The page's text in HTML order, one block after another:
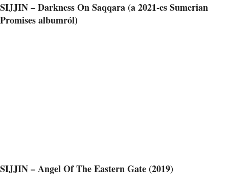
SIJJIN – Darkness On Saqqara (a 2021-es Sumerian
Promises albumról)
SIJJIN – Angel Of The Eastern Gate (2019)